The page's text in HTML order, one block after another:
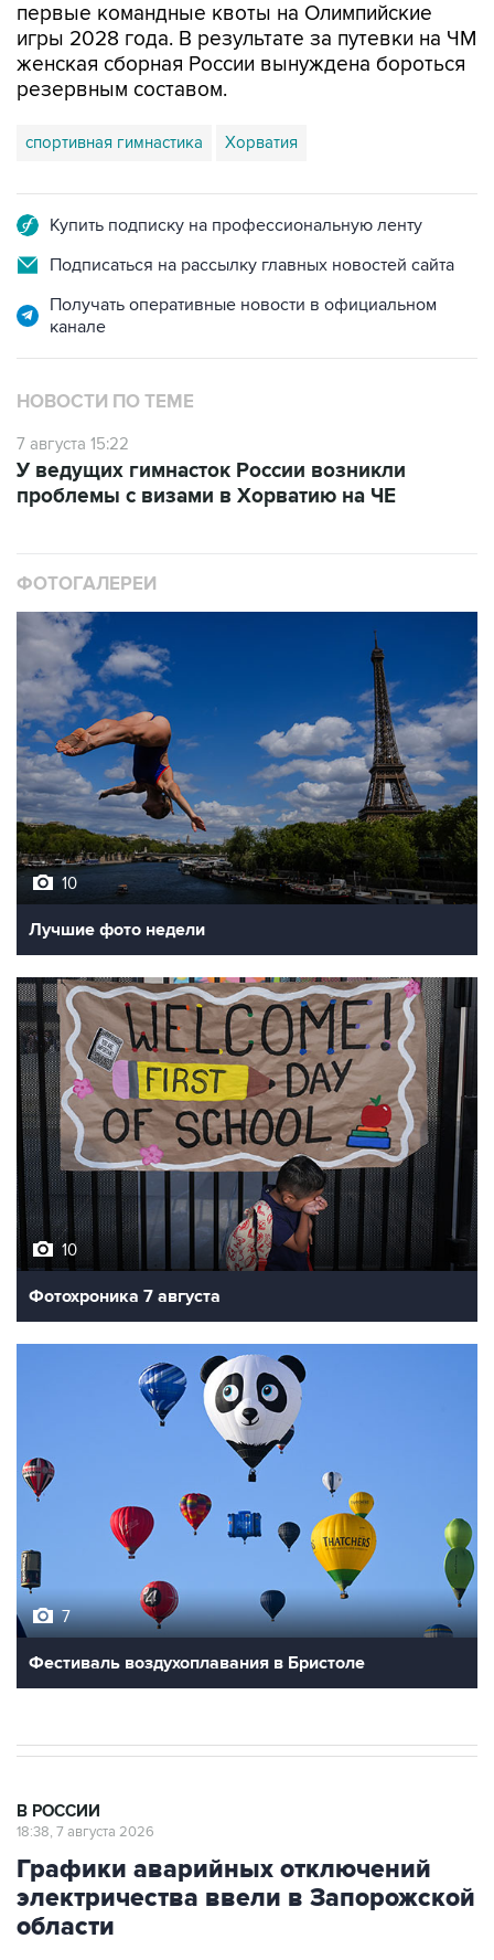
первые командные квоты на Олимпийские
игры 2028 года. В результате за путевки на ЧМ
женская сборная России вынуждена бороться
резервным составом.
спортивная гимнастика Хорватия
Купить подписку на профессиональную ленту
Подписаться на рассылку главных новостей сайта
Получать оперативные новости в официальном
канале
НОВОСТИ ПО ТЕМЕ
7 августа 15:22
У ведущих гимнасток России возникли
проблемы с визами в Хорватию на ЧЕ
ФОТОГАЛЕРЕИ
10
Лучшие фото недели
10
Фотохроника 7 августа
7
Фестиваль воздухоплавания в Бристоле
В РОССИИ
18:38, 7 августа 2026
Графики аварийных отключений
электричества ввели в Запорожской
области